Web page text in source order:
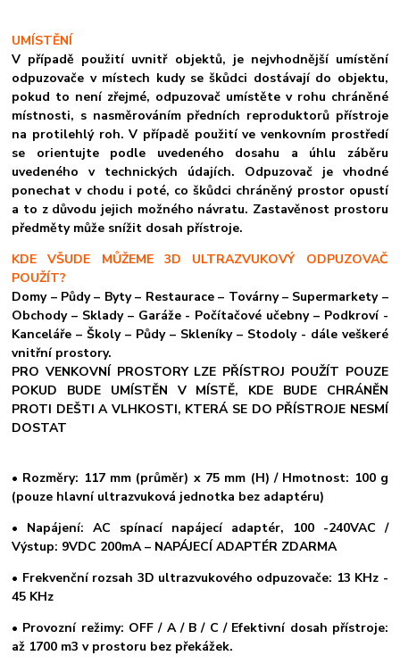
UMÍSTĚNÍ
V případě použití uvnitř objektů, je nejvhodnější umístění
odpuzovače v místech kudy se škůdci dostávají do objektu,
pokud to není zřejmé, odpuzovač umístěte v rohu chráněné
místnosti, s nasměrováním předních reproduktorů přístroje
na protilehlý roh. V případě použití ve venkovním prostředí
se orientujte podle uvedeného dosahu a úhlu záběru
uvedeného v technických údajích. Odpuzovač je vhodné
ponechat v chodu i poté, co škůdci chráněný prostor opustí
a to z důvodu jejich možného návratu. Zastavěnost prostoru
předměty může snížit dosah přístroje.
KDE VŠUDE MŮŽEME 3D ULTRAZVUKOVÝ ODPUZOVAČ
POUŽÍT?
Domy – Půdy – Byty – Restaurace – Továrny – Supermarkety –
Obchody – Sklady – Garáže - Počítačové učebny – Podkroví -
Kanceláře – Školy – Půdy – Skleníky – Stodoly - dále veškeré
vnitřní prostory.
PRO VENKOVNÍ PROSTORY LZE PŘÍSTROJ POUŽÍT POUZE
POKUD BUDE UMÍSTĚN V MÍSTĚ, KDE BUDE CHRÁNĚN
PROTI DEŠTI A VLHKOSTI, KTERÁ SE DO PŘÍSTROJE NESMÍ
DOSTAT
• Rozměry: 117 mm (průměr) x 75 mm (H) / Hmotnost: 100 g
(pouze hlavní ultrazvuková jednotka bez adaptéru)
• Napájení: AC spínací napájecí adaptér, 100 -240VAC /
Výstup: 9VDC 200mA – NAPÁJECÍ ADAPTÉR ZDARMA
• Frekvenční rozsah 3D ultrazvukového odpuzovače: 13 KHz -
45 KHz
• Provozní režimy: OFF / A / B / C / Efektivní dosah přístroje:
až 1700 m3 v prostoru bez překážek.